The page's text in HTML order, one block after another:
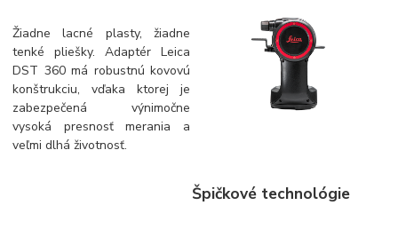
Žiadne lacné plasty, žiadne
tenké pliešky. Adaptér Leica
DST 360 má robustnú kovovú
konštrukciu, vďaka ktorej je
zabezpečená výnimočne
vysoká presnosť merania a
veľmi dlhá životnosť.
Špičkové technológie